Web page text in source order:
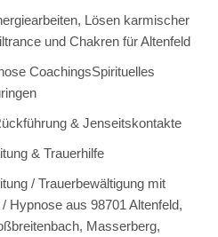
Lösen karmischer
und Chakren für Altenfeld
CoachingsSpirituelles
& Jenseitskontakte
& Trauerhilfe
/ Trauerbewältigung mit
Hypnose aus 98701 Altenfeld,
Masserberg,